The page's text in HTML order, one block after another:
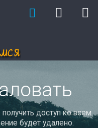
доступ ко всем
будет удалено.